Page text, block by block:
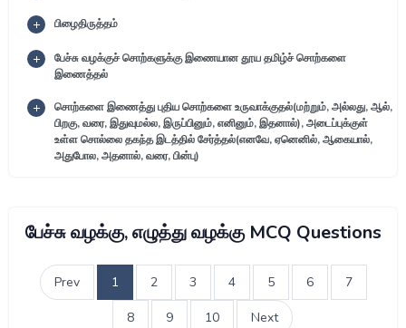
பிழைதிருத்தம்
பேச்சு வழக்குச் சொற்களுக்கு இணையான தூய தமிழ்ச் சொற்களை
இணைத்தல்
சொற்களை இணைத்து புதிய சொற்களை உருவாக்குதல்(மற்றும், அல்லது, ஆல்,
பிறகு, வரை, இதுவுமல்ல, இருப்பினும், எனினும், இதனால்), அடைப்புக்குள்
உள்ள சொல்லை தகந்த இடத்தில் சேர்த்தல்(எனவே, ஏனெனில், ஆகையால்,
அதுபோல, அதனால், வரை, பின்பு)
பேச்சு வழக்கு, எழுத்து வழக்கு MCQ Questions
Prev 1 2 3 4 5 6 7
8 9 10 Next